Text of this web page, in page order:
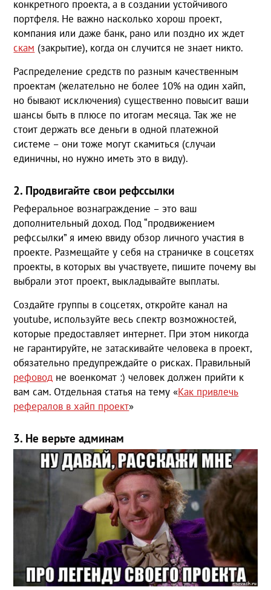
конкретного проекта, а в создании устойчивого
портфеля. Не важно насколько хорош проект,
компания или даже банк, рано или поздно их ждет
скам (закрытие), когда он случится не знает никто.
Распределение средств по разным качественным
проектам (желательно не более 10% на один хайп,
но бывают исключения) существенно повысит ваши
шансы быть в плюсе по итогам месяца. Так же не
стоит держать все деньги в одной платежной
системе – они тоже могут скамиться (случаи
единичны, но нужно иметь это в виду).
2. Продвигайте свои рефссылки
Реферальное вознаграждение – это ваш
дополнительный доход. Под “продвижением
рефссылки” я имею ввиду обзор личного участия в
проекте. Размещайте у себя на страничке в соцсетях
проекты, в которых вы участвуете, пишите почему вы
выбрали этот проект, выкладывайте выплаты.
Создайте группы в соцсетях, откройте канал на
youtube, используйте весь спектр возможностей,
которые предоставляет интернет. При этом никогда
не гарантируйте, не затаскивайте человека в проект,
обязательно предупреждайте о рисках. Правильный
рефовод не военкомат :) человек должен прийти к
вам сам. Отдельная статья на тему «Как привлечь
рефералов в хайп проект»
3. Не верьте админам